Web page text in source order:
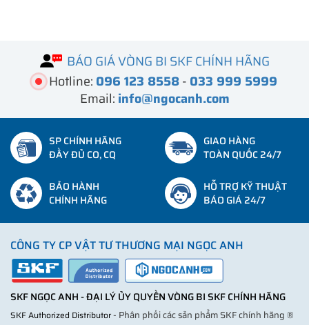
BÁO GIÁ VÒNG BI SKF CHÍNH HÃNG
Hotline: 096 123 8558- 033 999 5999
Email: info@ngocanh.com
SP CHÍNH HÃNG
ĐẦY ĐỦ CO, CQ
GIAO HÀNG
TOÀN QUỐC 24/7
BẢO HÀNH
CHÍNH HÃNG
HỖ TRỢ KỸ THUẬT
BÁO GIÁ 24/7
CÔNG TY CP VẬT TƯ THƯƠNG MẠI NGỌC ANH
SKF NGỌC ANH - ĐẠI LÝ ỦY QUYỀN VÒNG BI SKF CHÍNH HÃNG
SKF Authorized Distributor- Phân phối các sản phẩm SKF chính hãng ®